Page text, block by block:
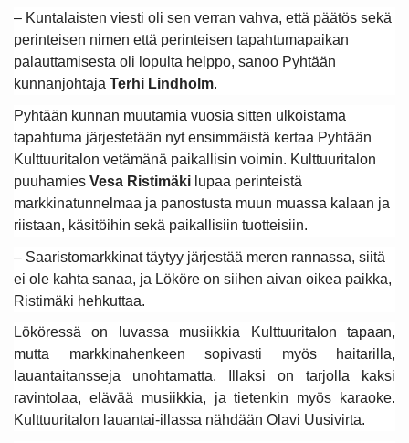
– Kuntalaisten viesti oli sen verran vahva, että päätös sekä
perinteisen nimen että perinteisen tapahtumapaikan
palauttamisesta oli lopulta helppo, sanoo Pyhtään
kunnanjohtaja Terhi Lindholm.
Pyhtään kunnan muutamia vuosia sitten ulkoistama
tapahtuma järjestetään nyt ensimmäistä kertaa Pyhtään
Kulttuuritalon vetämänä paikallisin voimin. Kulttuuritalon
puuhamies Vesa Ristimäki lupaa perinteistä
markkinatunnelmaa ja panostusta muun muassa kalaan ja
riistaan, käsitöihin sekä paikallisiin tuotteisiin.
– Saaristomarkkinat täytyy järjestää meren rannassa, siitä
ei ole kahta sanaa, ja Lököre on siihen aivan oikea paikka,
Ristimäki hehkuttaa.
Lököressä on luvassa musiikkia Kulttuuritalon tapaan,
mutta markkinahenkeen sopivasti myös haitarilla,
lauantaitansseja unohtamatta. Illaksi on tarjolla kaksi
ravintolaa, elävää musiikkia, ja tietenkin myös karaoke.
Kulttuuritalon lauantai-illassa nähdään Olavi Uusivirta.